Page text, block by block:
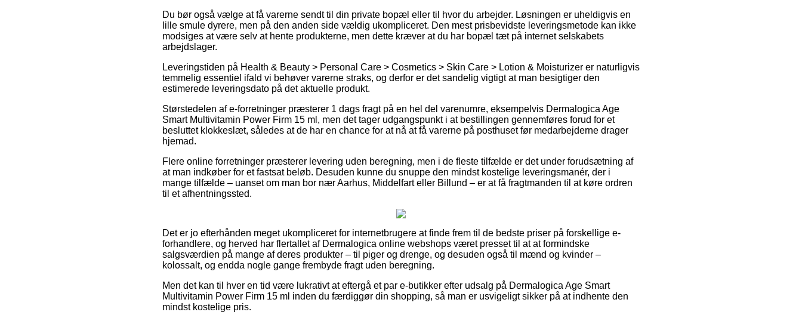
Du bør også vælge at få varerne sendt til din private bopæl eller til hvor du arbejder. Løsningen er uheldigvis en
lille smule dyrere, men på den anden side vældig ukompliceret. Den mest prisbevidste leveringsmetode kan ikke
modsiges at være selv at hente produkterne, men dette kræver at du har bopæl tæt på internet selskabets
arbejdslager.
Leveringstiden på Health & Beauty > Personal Care > Cosmetics > Skin Care > Lotion & Moisturizer er naturligvis
temmelig essentiel ifald vi behøver varerne straks, og derfor er det sandelig vigtigt at man besigtiger den
estimerede leveringsdato på det aktuelle produkt.
Størstedelen af e-forretninger præsterer 1 dags fragt på en hel del varenumre, eksempelvis Dermalogica Age
Smart Multivitamin Power Firm 15 ml, men det tager udgangspunkt i at bestillingen gennemføres forud for et
besluttet klokkeslæt, således at de har en chance for at nå at få varerne på posthuset før medarbejderne drager
hjemad.
Flere online forretninger præsterer levering uden beregning, men i de fleste tilfælde er det under forudsætning af
at man indkøber for et fastsat beløb. Desuden kunne du snuppe den mindst kostelige leveringsmanér, der i
mange tilfælde – uanset om man bor nær Aarhus, Middelfart eller Billund – er at få fragtmanden til at køre ordren
til et afhentningssted.
Det er jo efterhånden meget ukompliceret for internetbrugere at finde frem til de bedste priser på forskellige e-
forhandlere, og herved har flertallet af Dermalogica online webshops været presset til at at formindske
salgsværdien på mange af deres produkter – til piger og drenge, og desuden også til mænd og kvinder –
kolossalt, og endda nogle gange frembyde fragt uden beregning.
Men det kan til hver en tid være lukrativt at eftergå et par e-butikker efter udsalg på Dermalogica Age Smart
Multivitamin Power Firm 15 ml inden du færdiggør din shopping, så man er usvigeligt sikker på at indhente den
mindst kostelige pris.